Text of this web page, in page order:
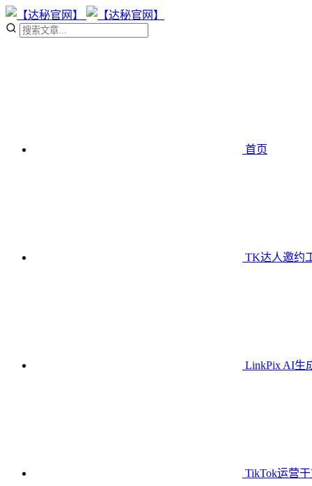
首页
TK达人邀约
LinkPix AI生
TikTok运营